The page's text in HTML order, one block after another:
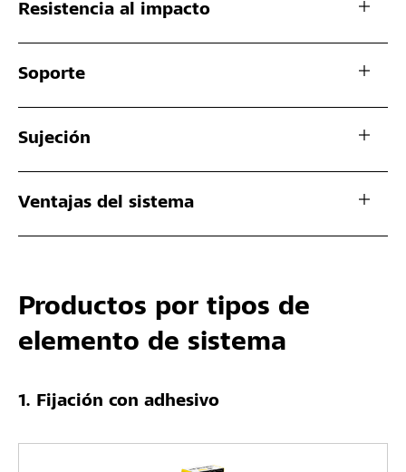
Resistencia al impacto
Soporte
Sujeción
Ventajas del sistema
Productos por tipos de
elemento de sistema
Fijación con adhesivo